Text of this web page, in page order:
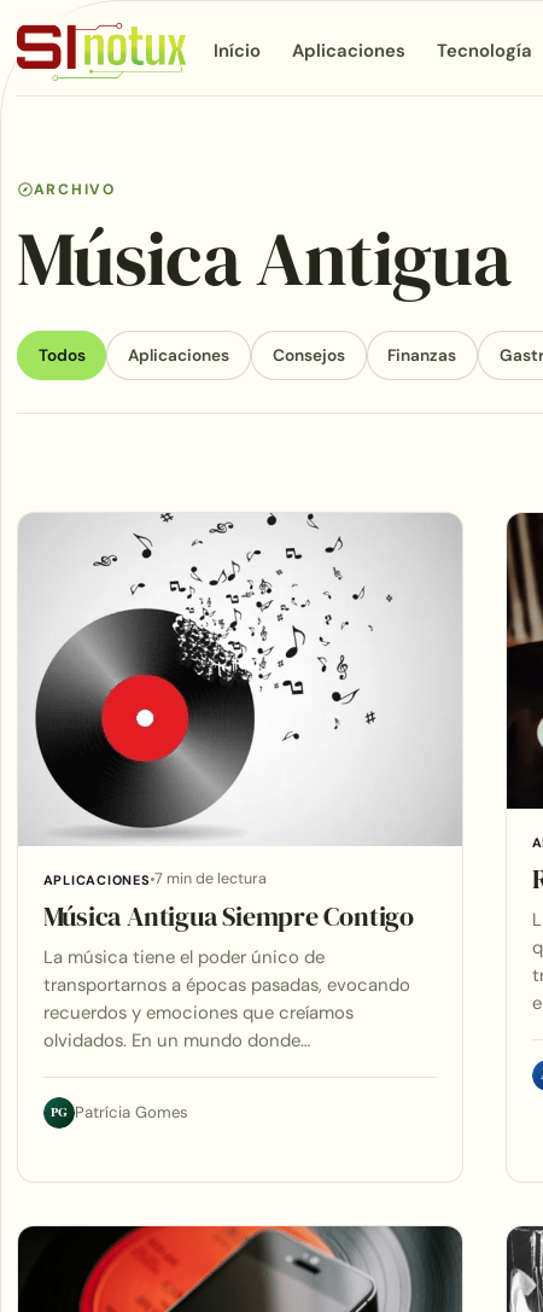
Início Aplicaciones Tecnología
ARCHIVO
Música Antigua
Todos Aplicaciones Consejos Finanzas
Articles
APLICACIONES 7 min de lectura
Música Antigua Siempre Contigo
La música tiene el poder único de
transportarnos a épocas pasadas, evocando
recuerdos y emociones que creíamos
olvidados. En un mundo donde…
PG Patrícia Gomes